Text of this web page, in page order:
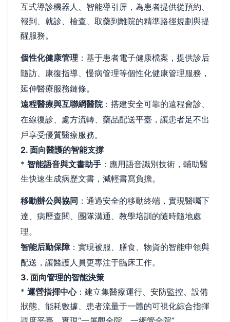
互式導診機器人、智能導引屏，為患者提供從預約、
報到、就診、檢查、取藥到離院的精準路徑規劃與提
醒服務。
個性化健康管理 ：基于患者電子健康檔案，提供診后
隨訪、康復指導、慢病管理等個性化健康管理服務，
延伸醫療服務鏈條。
遠程醫療與互聯網醫院：搭建安全可靠的遠程會診、
在線復診、處方流轉、藥品配送平臺，讓患者足不出
戶享受優質醫療服務。
2. 面向醫護的智能支撐
* 智能語音與文書助手 ：應用語音識別技術，輔助醫
生快速生成病歷文書，減輕書寫負擔。
移動辦公與協同 ：通過安全的移動終端，實現醫囑下
達、病歷查閱、團隊溝通、教學培訓的隨時隨地處
理。
智能后勤保障：實現被服、膳食、物資的智能申領與
配送，讓醫護人員更專注于臨床工作。
3. 面向管理的智能決策
* 運營指揮中心：建立集醫療運行、安防監控、設備
狀態、能耗數據、患者流量于一體的可視化綜合指揮